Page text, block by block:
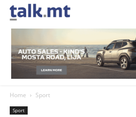
Home Sport
Sport